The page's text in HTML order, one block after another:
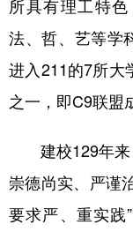
Deutsch
所具有理工特色
法、哲、艺等学
进入211的7所大
之一，即C9联盟
建校129年
崇德尚实、严谨
要求严、重实践